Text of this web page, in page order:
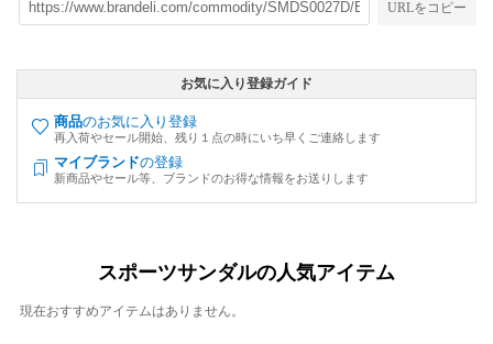
URLをコピー
お気に入り登録ガイド
商品のお気に入り登録
再入荷やセール開始、残り１点の時にいち早くご連絡します
マイブランドの登録
新商品やセール等、ブランドのお得な情報をお送りします
スポーツサンダルの人気アイテム
現在おすすめアイテムはありません。